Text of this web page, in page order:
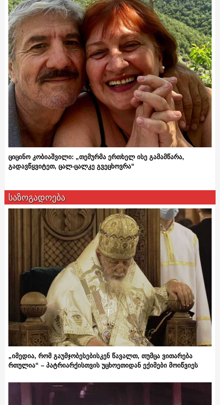
ციცინო კობიაშვილი: „თემურმა ერთხელ ისე გამამწარა,
გადავწყვიტეთ, ცალ-ცალკე გვეცხოვრა“
საზოგადოება
„იმედია, რომ გაუმჯობესებისკენ წავალთ, თუმცა ვითარება
რთულია“ – პატრიარქისთვის უცხოეთიდან ექიმები მოიწვიეს